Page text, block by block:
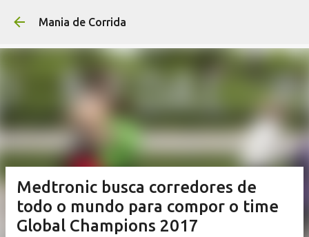
Mania de Corrida
Medtronic busca corredores de
todo o mundo para compor o time
Global Champions 2017